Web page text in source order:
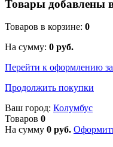
Товары добавлены
Товаров в корзине: 0
На сумму: 0 руб.
Перейти к оформлению
Продолжить покупки
Ваш город: Колумбус
Товаров 0
На сумму 0 руб.